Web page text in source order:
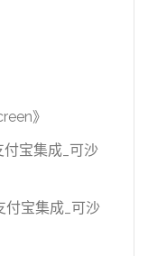
》
宝集成_可沙
付宝集成_可沙